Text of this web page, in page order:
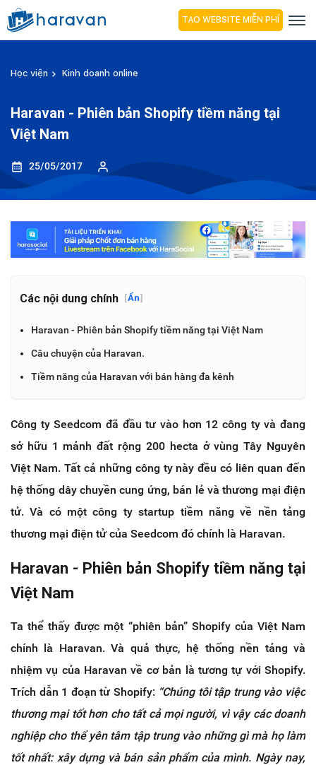
TẠO WEBSITE MIỄN PHÍ
Học viện Kinh doanh online
Haravan - Phiên bản Shopify tiềm năng tại
Việt Nam
25/05/2017
Các nội dung chính [Ẩn]
Haravan - Phiên bản Shopify tiềm năng tại Việt Nam
Câu chuyện của Haravan.
Tiềm năng của Haravan với bán hàng đa kênh
Công ty Seedcom đã đầu tư vào hơn 12 công ty và đang
sở hữu 1 mảnh đất rộng 200 hecta ở vùng Tây Nguyên
Việt Nam. Tất cả những công ty này đều có liên quan đến
hệ thống dây chuyền cung ứng, bán lẻ và thương mại điện
tử. Và có một công ty startup tiềm năng về nền tảng
thương mại điện tử của Seedcom đó chính là Haravan.
Haravan - Phiên bản Shopify tiềm năng tại
Việt Nam
Ta thể thấy được một “phiên bản” Shopify của Việt Nam
chính là Haravan. Và quả thực, hệ thống nền tảng và
nhiệm vụ của Haravan về cơ bản là tương tự với Shopify.
Trích dẫn 1 đoạn từ Shopify: “Chúng tôi tập trung vào việc
thương mại tốt hơn cho tất cả mọi người, vì vậy các doanh
nghiệp cho thể yên tâm tập trung vào những gì mà họ làm
tốt nhất: xây dựng và bán sản phẩm của mình. Ngày nay,